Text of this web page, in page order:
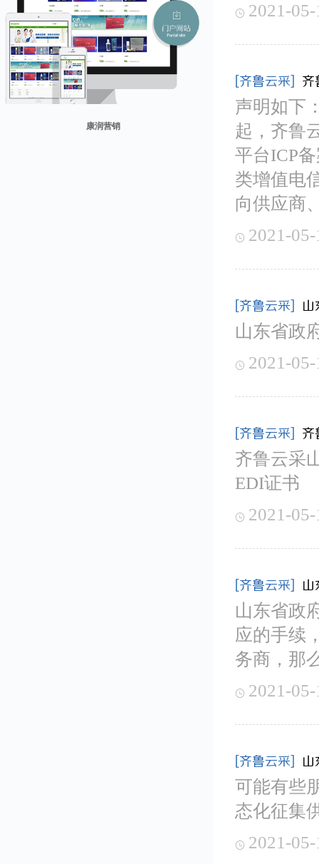
贸易网
 2021-
[齐鲁云采] 齐
声明如下
起，齐鲁
平台ICP
类增值电
向供应商
 2021-
[齐鲁云采] 山
山东省政
 2021-
[齐鲁云采] 齐
齐鲁云采
EDI证书
 2021-
[齐鲁云采] 山
山东省政
应的手续
务商，那
 2021-
[齐鲁云采] 山
可能有些
态化征集
 2021-